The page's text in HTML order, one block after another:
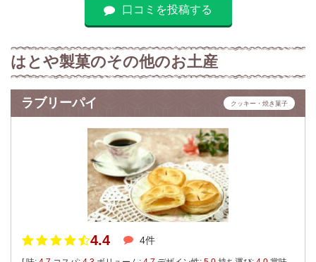
口コミを投稿する
はとや製菓のその他のお土産
ラブリーパイ クッキー・焼き菓子
4.4 4件